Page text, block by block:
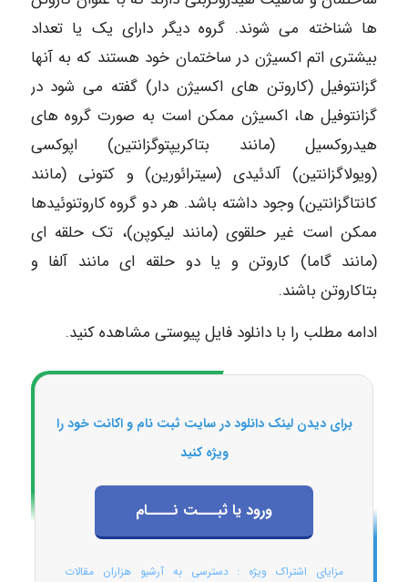
ها شناخته می شوند. گروه دیگر دارای یک یا تعداد
بیشتری اتم اکسیژن در ساختمان خود هستند که به آنها
گزانتوفیل (کاروتن های اکسیژن دار) گفته می شود در
گزانتوفیل ها، اکسیژن ممکن است به صورت گروه های
هیدروکسیل (مانند بتاکریپتوگزانتین) اپوکسی
(ویولاگزانتین) آلدئیدی (سیترائورین) و کتونی (مانند
کانتاگزانتین) وجود داشته باشد. هر دو گروه کاروتنوئیدها
ممکن است غیر حلقوی (مانند لیکوپن)، تک حلقه ای
(مانند گاما) کاروتن و یا دو حلقه ای مانند آلفا و
بتاکاروتن باشند.
ادامه مطلب را با دانلود فایل پیوستی مشاهده کنید.
برای دیدن لینک دانلود در سایت ثبت نام و اکانت خود را
ویژه کنید
ورود یا ثبـــت نــــام
مزایای اشتراک ویژه : دسترسی به آرشیو هزاران مقالات